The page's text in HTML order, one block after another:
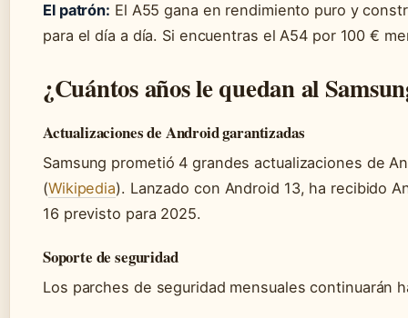
El patrón: El A55 gana en rendimiento puro y
para el día a día. Si encuentras el A54 por 100 €
¿Cuántos años le quedan al
Actualizaciones de Android garantizadas
Samsung prometió 4 grandes actualizaciones de
(Wikipedia). Lanzado con Android 13, ha recibido
16 previsto para 2025.
Soporte de seguridad
Los parches de seguridad mensuales continuarán